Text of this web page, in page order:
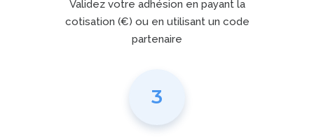
Validez votre adhésion en payant la
cotisation (€) ou en utilisant un code
partenaire
3